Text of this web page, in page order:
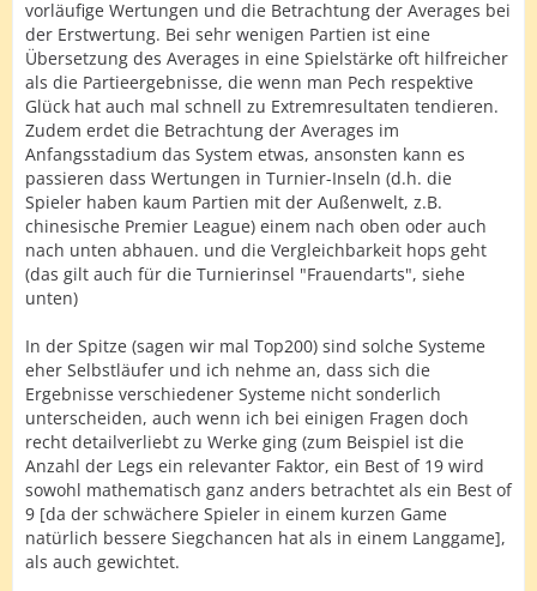
vorläufige Wertungen und die Betrachtung der Averages bei
der Erstwertung. Bei sehr wenigen Partien ist eine
Übersetzung des Averages in eine Spielstärke oft hilfreicher
als die Partieergebnisse, die wenn man Pech respektive
Glück hat auch mal schnell zu Extremresultaten tendieren.
Zudem erdet die Betrachtung der Averages im
Anfangsstadium das System etwas, ansonsten kann es
passieren dass Wertungen in Turnier-Inseln (d.h. die
Spieler haben kaum Partien mit der Außenwelt, z.B.
chinesische Premier League) einem nach oben oder auch
nach unten abhauen. und die Vergleichbarkeit hops geht
(das gilt auch für die Turnierinsel "Frauendarts", siehe
unten)
In der Spitze (sagen wir mal Top200) sind solche Systeme
eher Selbstläufer und ich nehme an, dass sich die
Ergebnisse verschiedener Systeme nicht sonderlich
unterscheiden, auch wenn ich bei einigen Fragen doch
recht detailverliebt zu Werke ging (zum Beispiel ist die
Anzahl der Legs ein relevanter Faktor, ein Best of 19 wird
sowohl mathematisch ganz anders betrachtet als ein Best of
9 [da der schwächere Spieler in einem kurzen Game
natürlich bessere Siegchancen hat als in einem Langgame],
als auch gewichtet.